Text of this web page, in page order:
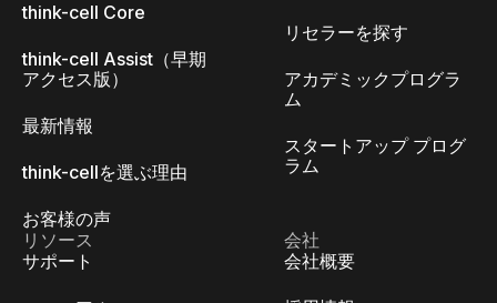
think-cell Core
think-cell Assist（早期
アクセス版）
最新情報
think-cellを選ぶ理由
お客様の声
リセラーを探す
アカデミックプログラ
ム
スタートアップ プログ
ラム
リソース
サポート
会社
会社概要